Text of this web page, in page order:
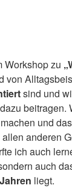
Workshop zu
von
sind und
beitragen.
und das
anderen
ich auch
auch
liegt.